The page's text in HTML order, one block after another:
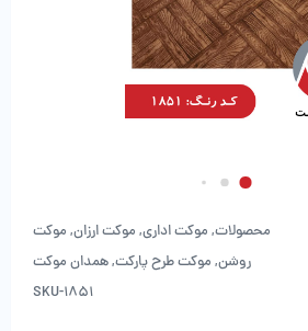
محصولات, موکت اداری, موکت ارزان, موکت
روشن, موکت طرح پارکت,همدان موکت
SKU-1851